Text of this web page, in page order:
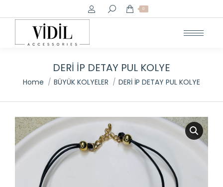
Search: 0
DERİ İP DETAY PUL KOLYE
You are here:
Home BÜYÜK KOLYELER DERİ İP DETAY PUL KOLYE